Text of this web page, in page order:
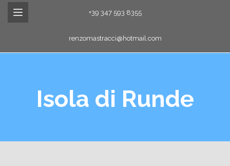
+39 347 593 8355
renzomastracci@hotmail.com
Isola di Runde